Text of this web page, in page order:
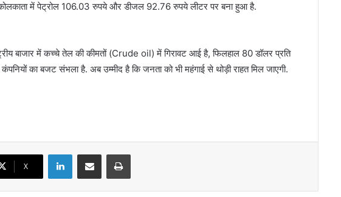
में पेट्रोल 106.03 रुपये और डीजल 92.76 रुपये लीटर पर बना हुआ है.
बाजार में कच्चे तेल की कीमतों (Crude oil) में गिरावट आई है, फिलहाल 80 डॉलर प्रति
का बजट संभला है. अब उम्मीद है कि जनता को भी महंगाई से थोड़ी राहत मिल जाएगी.
X